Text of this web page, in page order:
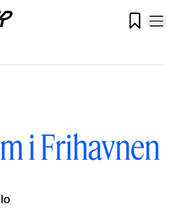

i Frihavnen